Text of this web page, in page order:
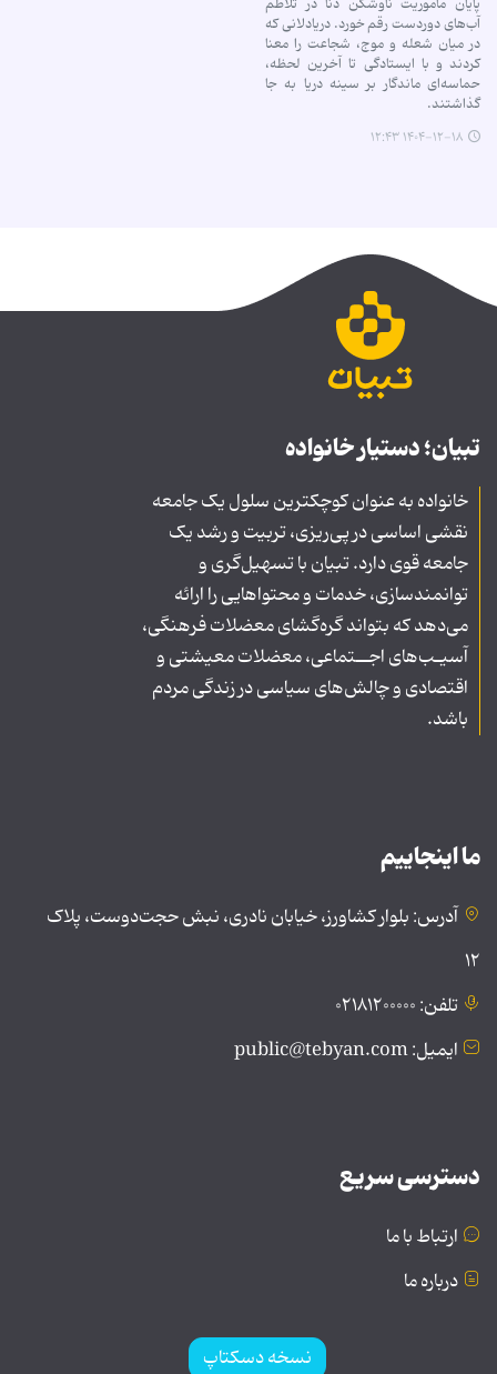
آب‌های دوردست رقم خورد. دریادلانی که
در میان شعله و موج، شجاعت را معنا
کردند و با ایستادگی تا آخرین لحظه،
حماسه‌ای ماندگار بر سینه دریا به جا
گذاشتند.
۱۴۰۴-۱۲-۱۸ ۱۲:۴۳
تبیان؛ دستیار خانواده
خانواده به عنوان کوچکترین سلول یک جامعه
نقشی اساسی در پی‌ریزی، تربیت و رشد یک
جامعه قوی دارد. تبیان با تسهیل‌گری و
توانمندسازی، خدمات و محتواهایی را ارائه
می‌دهد که بتواند گره‌گشای معضلات فرهنگی،
آسیـب‌های اجــتماعی، معضلات معیشتی و
اقتصادی و چالش‌های سیاسی در زندگی مردم
باشد.
ما اینجاییم
آدرس: بلوار کشاورز، خیابان نادری، نبش حجت‌دوست، پلاک
۱۲
تلفن: ۰۲۱۸۱۲۰۰۰۰۰
ایمیل: public@tebyan.com
دسترسی سریع
ارتباط با ما
درباره ما
نسخه دسکتاپ